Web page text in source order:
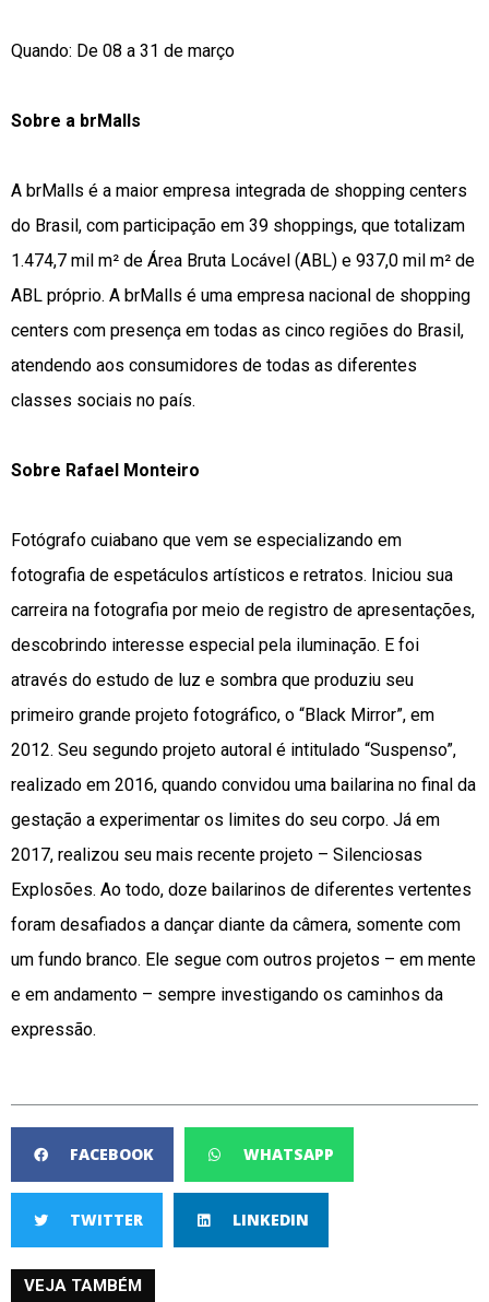
Quando: De 08 a 31 de março
Sobre a brMalls
A brMalls é a maior empresa integrada de shopping centers
do Brasil, com participação em 39 shoppings, que totalizam
1.474,7 mil m² de Área Bruta Locável (ABL) e 937,0 mil m² de
ABL próprio. A brMalls é uma empresa nacional de shopping
centers com presença em todas as cinco regiões do Brasil,
atendendo aos consumidores de todas as diferentes
classes sociais no país.
Sobre Rafael Monteiro
Fotógrafo cuiabano que vem se especializando em
fotografia de espetáculos artísticos e retratos. Iniciou sua
carreira na fotografia por meio de registro de apresentações,
descobrindo interesse especial pela iluminação. E foi
através do estudo de luz e sombra que produziu seu
primeiro grande projeto fotográfico, o “Black Mirror”, em
2012. Seu segundo projeto autoral é intitulado “Suspenso”,
realizado em 2016, quando convidou uma bailarina no final da
gestação a experimentar os limites do seu corpo. Já em
2017, realizou seu mais recente projeto – Silenciosas
Explosões. Ao todo, doze bailarinos de diferentes vertentes
foram desafiados a dançar diante da câmera, somente com
um fundo branco. Ele segue com outros projetos – em mente
e em andamento – sempre investigando os caminhos da
expressão.
FACEBOOK WHATSAPP
TWITTER LINKEDIN
VEJA TAMBÉM